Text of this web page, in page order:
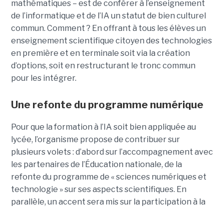
mathématiques – est de conférer à l’enseignement
de l’informatique et de l’IA un statut de bien culturel
commun. Comment ? En offrant à tous les élèves un
enseignement scientifique citoyen des technologies
en première et en terminale soit via la création
d’options, soit en restructurant le tronc commun
pour les intégrer.
Une refonte du programme numérique
Pour que la formation à l’IA soit bien appliquée au
lycée, l’organisme propose de contribuer sur
plusieurs volets : d’abord sur l’accompagnement avec
les partenaires de l’Éducation nationale, de la
refonte du programme de « sciences numériques et
technologie » sur ses aspects scientifiques. En
parallèle, un accent sera mis sur la participation à la